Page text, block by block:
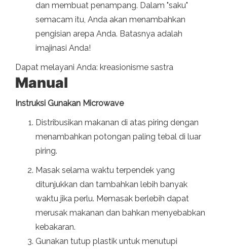
dan membuat penampang. Dalam "saku"
semacam itu, Anda akan menambahkan
pengisian arepa Anda. Batasnya adalah
imajinasi Anda!
Dapat melayani Anda: kreasionisme sastra
Manual
Instruksi Gunakan Microwave
Distribusikan makanan di atas piring dengan
menambahkan potongan paling tebal di luar
piring.
Masak selama waktu terpendek yang
ditunjukkan dan tambahkan lebih banyak
waktu jika perlu. Memasak berlebih dapat
merusak makanan dan bahkan menyebabkan
kebakaran.
Gunakan tutup plastik untuk menutupi